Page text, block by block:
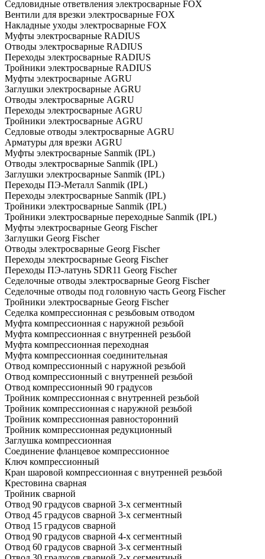
Седловидные ответвления электросварные FOX
Вентили для врезки электросварные FOX
Накладные уходы электросварные FOX
Муфты электросварные RADIUS
Отводы электросварные RADIUS
Переходы электросварные RADIUS
Тройники электросварные RADIUS
Муфты электросварные AGRU
Заглушки электросварные AGRU
Отводы электросварные AGRU
Переходы электросварные AGRU
Тройники электросварные AGRU
Седловые отводы электросварные AGRU
Арматуры для врезки AGRU
Муфты электросварные Sanmik (IPL)
Отводы электросварные Sanmik (IPL)
Заглушки электросварные Sanmik (IPL)
Переходы ПЭ-Металл Sanmik (IPL)
Переходы электросварные Sanmik (IPL)
Тройники электросварные Sanmik (IPL)
Тройники электросварные переходные Sanmik (IPL)
Муфты электросварные Georg Fischer
Заглушки Georg Fischer
Отводы электросварные Georg Fischer
Переходы электросварные Georg Fischer
Переходы ПЭ-латунь SDR11 Georg Fischer
Седелочные отводы электросварные Georg Fischer
Седелочные отводы под головную часть Georg Fischer
Тройники электросварные Georg Fischer
Седелка компрессионная с резьбовым отводом
Муфта компрессионная с наружной резьбой
Муфта компрессионная с внутренней резьбой
Муфта компрессионная переходная
Муфта компрессионная соединительная
Отвод компрессионный с наружной резьбой
Отвод компрессионный с внутренней резьбой
Отвод компрессионный 90 градусов
Тройник компрессионная с внутренней резьбой
Тройник компрессионная с наружной резьбой
Тройник компрессионная равносторонний
Тройник компрессионная редукционный
Заглушка компрессионная
Соединение фланцевое компрессионное
Ключ компрессионный
Кран шаровой компрессионная с внутренней резьбой
Крестовина сварная
Тройник сварной
Отвод 90 градусов сварной 3-х сегментный
Отвод 45 градусов сварной 3-х сегментный
Отвод 15 градусов сварной
Отвод 90 градусов сварной 4-х сегментный
Отвод 60 градусов сварной 3-х сегментный